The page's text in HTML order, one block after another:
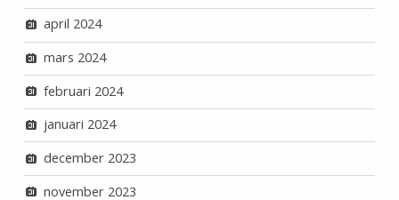
april 2024
mars 2024
februari 2024
januari 2024
december 2023
november 2023